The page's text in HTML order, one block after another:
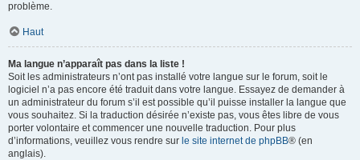
problème.
Haut
Ma langue n’apparaît pas dans la liste !
Soit les administrateurs n’ont pas installé votre langue sur le forum, soit le
logiciel n’a pas encore été traduit dans votre langue. Essayez de demander à
un administrateur du forum s’il est possible qu’il puisse installer la langue que
vous souhaitez. Si la traduction désirée n’existe pas, vous êtes libre de vous
porter volontaire et commencer une nouvelle traduction. Pour plus
d’informations, veuillez vous rendre sur le site internet de phpBB® (en
anglais).